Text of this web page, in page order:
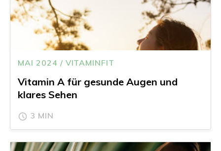
MAI 2024 / VITAMINFIT
Vitamin A für gesunde Augen und
klares Sehen
3 MIN